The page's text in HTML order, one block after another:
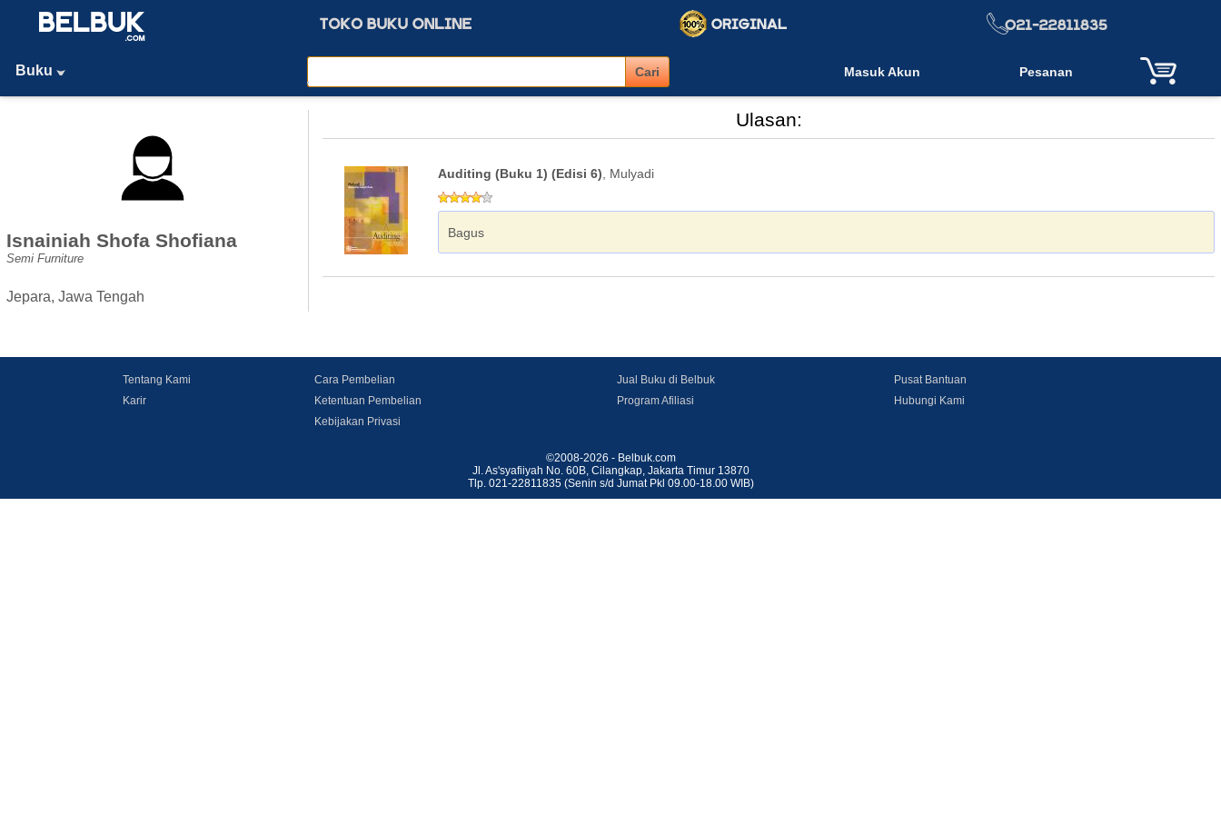
Buku Masuk Akun Pesanan
Isnainiah Shofa Shofiana
Semi Furniture
Jepara, Jawa Tengah
Ulasan:
Auditing (Buku 1) (Edisi 6) , Mulyadi
Bagus
Tentang Kami
Karir
Cara Pembelian
Ketentuan Pembelian
Kebijakan Privasi
Jual Buku di Belbuk
Program Afiliasi
Pusat Bantuan
Hubungi Kami
©2008-2026 - Belbuk.com
Jl. As'syafiiyah No. 60B, Cilangkap, Jakarta Timur 13870
Tlp. 021-22811835 (Senin s/d Jumat Pkl 09.00-18.00 WIB)